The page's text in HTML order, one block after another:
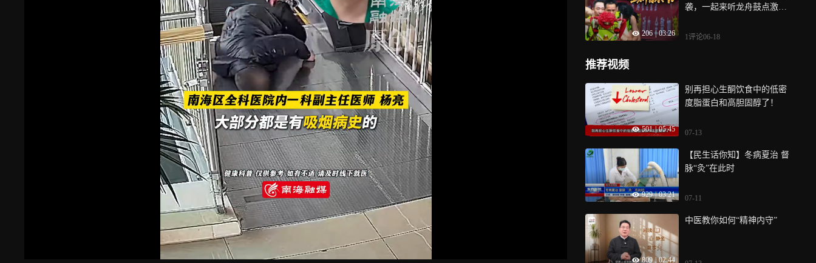
年，我在（们）佛山等你
206 | 03:26
袭，一起来听龙舟鼓点激荡
瞬间
1评论06-18
推荐视频
501 | 05:45
别再担心生酮饮食中的低密
度脂蛋白和高胆固醇了！
07-13
929 | 03:21
【民生话你知】冬病夏治 督
脉“灸”在此时
07-11
809 | 02:44
中医教你如何“精神内守”